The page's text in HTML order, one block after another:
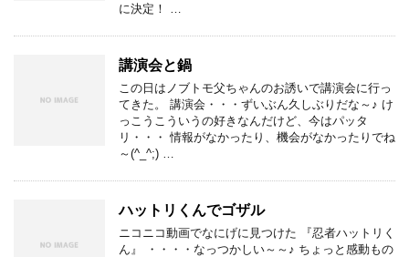
に決定！ …
講演会と鍋
この日はノブトモ父ちゃんのお誘いで講演会に行っ
てきた。 講演会・・・ずいぶん久しぶりだな～♪ け
っこうこういうの好きなんだけど、今はパッタ
リ・・・ 情報がなかったり、機会がなかったりでね
～(^_^;) …
ハットリくんでゴザル
ニコニコ動画でなにげに見つけた 『忍者ハットリく
ん』 ・・・・なっつかしい～～♪ ちょっと感動もの